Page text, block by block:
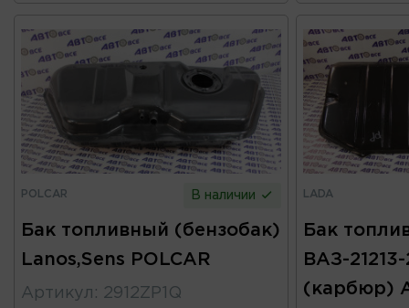
POLCAR В наличии
Бак топливный (бензобак)
Lanos,Sens POLCAR
Артикул : 2912ZP1Q
LADA
Бак
ВАЗ-21213-
(карбюр)